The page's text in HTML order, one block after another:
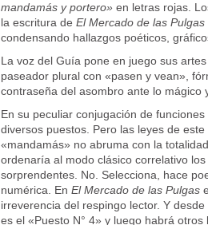
mandamás y portero»en letras rojas.
la escritura de El Mercado de las Pulgas
condensando hallazgos poéticos,
La voz del Guía pone en juego sus
paseador plural con «pasen y vean»,
contraseña del asombro ante lo mágico
En su peculiar conjugación de
diversos puestos. Pero las leyes de
«mandamás» no abruma con la
ordenaría al modo clásico correlativo
sorprendentes. No. Selecciona, hace
numérica. En El Mercado de las Pulgas
irreverencia del respingo lector. Y
es el «Puesto N° 4» y luego habrá